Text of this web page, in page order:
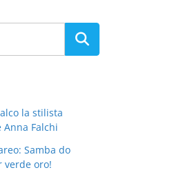
la stilista
Falchi
Samba do
verde oro!